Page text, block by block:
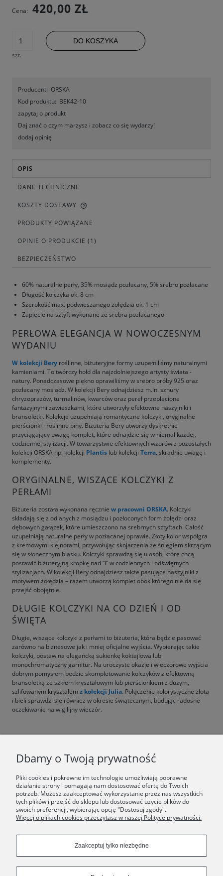
Cena: 420,00 ZŁ
szt.
DO KOSZYKA
Producent: ORSKA
Kod produktu: BEK42-10
zapytaj o produkt
Daj znać o czym marzysz i zobacz co się wydarzy!
dodaj opinię
OPIS
DANE TECHNICZNE
KOSZTY DOSTAWY
PRODUKTY POWIĄZANE
OPINIE O PRODUKCIE (1)
BEZPIECZEŃSTWO
60% naturalne perły, 35% mosiądz pozłacany, 5% srebro pozłacane
Długość kolczyka ok. 8 cm
Szerokość max. podwieszanego żołędzia ok. 1 cm
Zapięcie na sztyft wykonane ze srebra pozłacanego
PERŁOWA ELEGANCJA W NOWOCZESNYM
WYDANIU
W kolekcji Bery roślinne, biżuteryjne formy uzupełniliśmy naturalnymi
kamieniami. To twórczy hołd dla najzdolniejszego artysty świata -
natury. Ponadczasowe piękno oprawiliśmy w srebro próby 925 oraz
pozłacany mosiądz. W kolekcji Bery odnajdziesz m.in. sznury
chryzoprazów, turmalinów, kwarców oraz pereł przeplecione
fantazyjnymi zawieszkami, które utworzyły efektowne naszyjniki i
bransoletki. Kolekcje uzupełniają romantyczne kolczyki, oryginalne
pierścionki i roślinne piny. Biżuteria Bery utworzy dyskretnie
przyciągający uwagę komplet, które odnajdzie się w niemal każdej,
codziennej stylizacji. W towarzystwie efektownych wzorów z pozostałych
kolekcji ORSKA np. kolekcji Plantis lub kolekcji Terra, skradnie uwagę i
komplementy.
ORYGINALNE, WISZĄCE KOLCZYKI Z
PERŁAMI
Biżuteria została wykonana ręcznie w pracowni ORSKA. Kolczyki
składają się z odlanych z mosiądzu i pozłoconych form żołędzi oraz
dębowych gałązek, które umieszczono na srebrnych sztyftach. Całość
uzupełniają naturalne perły w pozłacanej oprawie. Złoty kolor współgra
z kremowymi klejnotami, przywołując skojarzenia ze śniegiem skrzącym
się w słonecznym blasku. Kolczyki sprawdzą się u osób, które chcą
postawić biżuteryjną kropkę nad “i” w codziennych i odświętnych
stylizacjach. W kolekcji Bery odnajdziesz także pasujące naszyjniki z
motywem żołędzia – razem utworzą komplet obok którego nie da się
przejść obojętnie.
DŁUGIE KOLCZYKI NA CO DZIEŃ I OD
ŚWIĘTA
Długie, wiszące kolczyki z perłami to biżuteria, która będzie pasować
zarówno na biznesowe jak i mniej oficjalne wyjścia. Wybierając takie
kolczyki, postaw na elegancką sukienkę koktajlową lub
monochromatyczny garnitur. Na uroczyste okazje i wieczorowe wyjścia
dobrym pomysłem będzie skompletowanie kolczyków z efektowną
bransoletką ze szkłem kryształowym lub pierścionkiem z dużym,
szlifowanym kryształem z kolekcji Julia. Połączenie kolorystyczne złota
i bieli sprawdzi się również w okresie świątecznym, budując radosne
oczekiwanie na wigilijny wieczór.
ŚWIAT ORSKA
Dołącz do nas:
Copyrights © 2024 - ORSKA
Dbamy o Twoją prywatność
Pliki cookies i pokrewne im technologie umożliwiają poprawne
działanie strony i pomagają nam dostosować ofertę do Twoich
potrzeb. Możesz zaakceptować wykorzystanie przez nas wszystkich
tych plików i przejść do sklepu lub dostosować użycie plików do
swoich preferencji, wybierając opcję "Dostosuj zgody".
Więcej o plikach cookies przeczytasz w naszej Polityce prywatności.
Zaakceptuj tylko niezbędne